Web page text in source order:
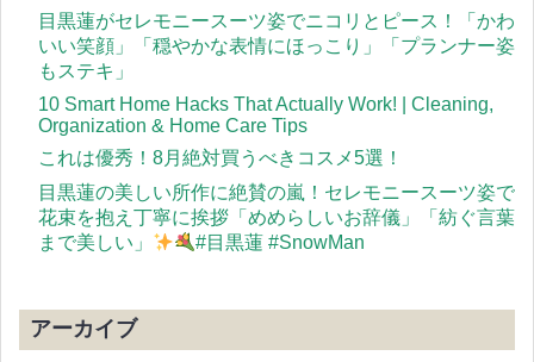
目黒蓮がセレモニースーツ姿でニコリとピース！「かわ
いい笑顔」「穏やかな表情にほっこり」「プランナー姿
もステキ」
10 Smart Home Hacks That Actually Work! | Cleaning,
Organization & Home Care Tips
これは優秀！8月絶対買うべきコスメ5選！
目黒蓮の美しい所作に絶賛の嵐！セレモニースーツ姿で
花束を抱え丁寧に挨拶「めめらしいお辞儀」「紡ぐ言葉
まで美しい」
#目黒蓮 #SnowMan
アーカイブ